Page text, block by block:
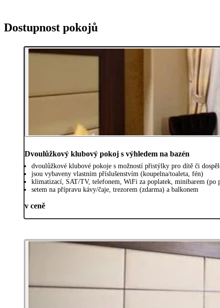
Dostupnost pokojů
Dvoulůžkový klubový pokoj s výhledem na bazén
dvoulůžkové klubové pokoje s možností přistýlky pro dítě či
jsou vybaveny vlastním příslušenstvím (koupelna/toaleta, fén)
klimatizací, SAT/TV, telefonem, WiFi za poplatek, minibarem (po
setem na přípravu kávy/čaje, trezorem (zdarma) a balkonem
v ceně